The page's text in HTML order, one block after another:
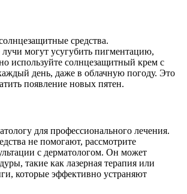
средства.
могут усугубить пигментацию,
используйте солнцезащитный крем с
день, даже в облачную погоду. Это
появление новых пятен.
для профессионального лечения.
не помогают, рассмотрите
с дерматологом. Он может
такие как лазерная терапия или
которые эффективно устраняют